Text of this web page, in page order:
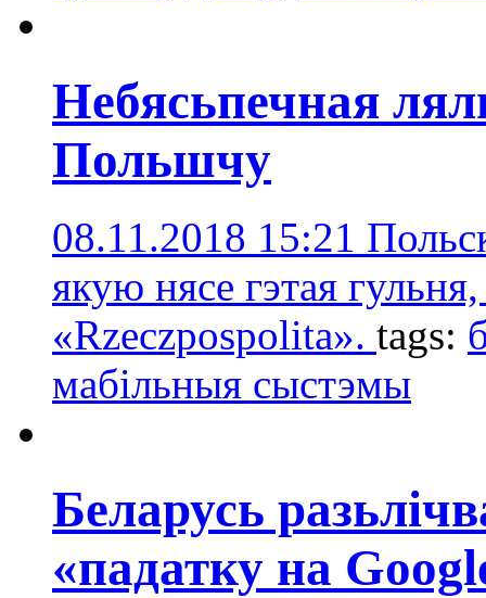
Небясьпечная
Польшчу
08.11.2018 15:21
якую нясе гэтая
«Rzeczpospolita». tags:
мабільныя сыстэмы
Беларусь
«падатку на